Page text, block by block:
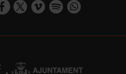
mycompany/ visit_valencia/
www.youtube.com/user/
www.facebook.com/
https://twitter.com/
https://vimeo.com/
https://https://api.whatsapp.com/